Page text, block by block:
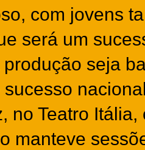
com jovens
será um
seja
no Teatro
manteve